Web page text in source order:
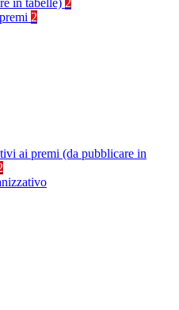
in tabelle) 2
2
ai premi (da pubblicare in